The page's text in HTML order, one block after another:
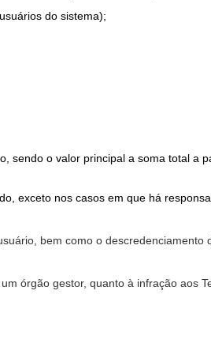
do sistema);
sendo o valor principal a soma total a
exceto nos casos em que há
bem como o descredenciamento
órgão gestor, quanto à infração aos